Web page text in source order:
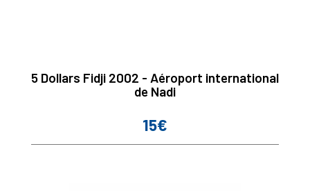
5 Dollars Fidji 2002 - Aéroport international
de Nadi
Prix
15€